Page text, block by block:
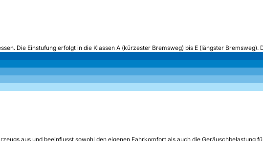
Die Einstufung erfolgt in die Klassen A (kürzester Bremsweg) bis E (längster
aus und beeinflusst sowohl den eigenen Fahrkomfort als auch die Geräuschbelastung